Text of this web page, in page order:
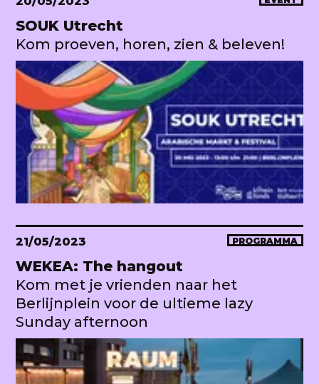
SOUK Utrecht
Kom proeven, horen, zien & beleven!
21/05/2023 PROGRAMMA
WEKEA: The hangout
Kom met je vrienden naar het
Berlijnplein voor de ultieme lazy
Sunday afternoon